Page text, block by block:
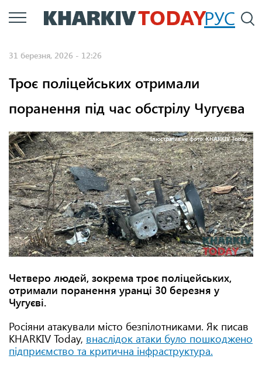
Перейти
до
РУС
31 березня, 2026 - 12:26
Троє поліцейських отримали
поранення під час обстрілу Чугуєва
Ілюстративне фото: KHARKIV Today
Четверо людей, зокрема троє поліцейських,
отримали поранення уранці 30 березня у
Чугуєві.
Росіяни атакували місто безпілотниками. Як писав
KHARKIV Today, внаслідок атаки було пошкоджено
підприємство та критична інфраструктура.